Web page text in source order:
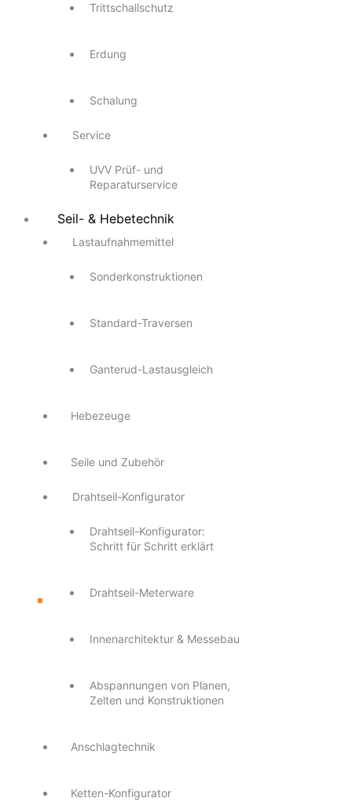
Trittschallschutz
Erdung
Schalung
Service
UVV Prüf- und
Reparaturservice
Seil- & Hebetechnik
Lastaufnahmemittel
Sonderkonstruktionen
Standard-Traversen
Ganterud-Lastausgleich
Hebezeuge
Seile und Zubehör
Drahtseil-Konfigurator
Drahtseil-Konfigurator:
Schritt für Schritt erklärt
Drahtseil-Meterware
Innenarchitektur & Messebau
Abspannungen von Planen,
Zelten und Konstruktionen
Anschlagtechnik
Ketten-Konfigurator